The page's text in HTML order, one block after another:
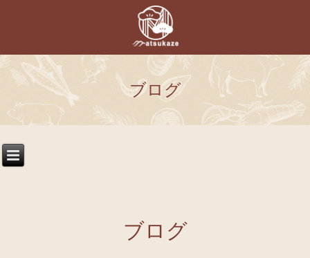
ブログ
ブログ